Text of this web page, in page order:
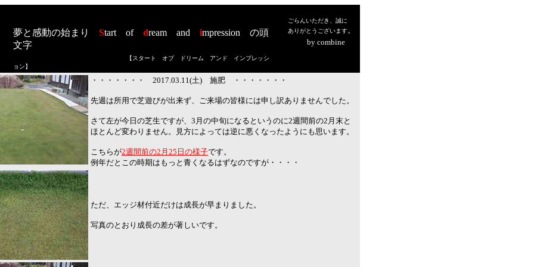
夢と感動の始まり Start of dream and impression の頭
文字
ごらんいただき、誠に
ありがとうございます。
by combine
【スタート オブ ドリーム アンド インプレッシ
ョン】
・・・・・・・ 2017.03.11(土) 施肥 ・・・・・・・
先週は所用で芝遊びが出来ず、ご来場の皆様には申し訳ありませんでした。
さて左が今日の芝生ですが、3月の中旬になるというのに2週間前の2月末と
ほとんど変わりません。見方によっては逆に悪くなったようにも思います。
こちらが2週間前の2月25日の様子です。
例年だとこの時期はもっと青くなるはずなのですが・・・・
ただ、エッジ材付近だけは成長が早まりました。
写真のとおり成長の差が著しいです。